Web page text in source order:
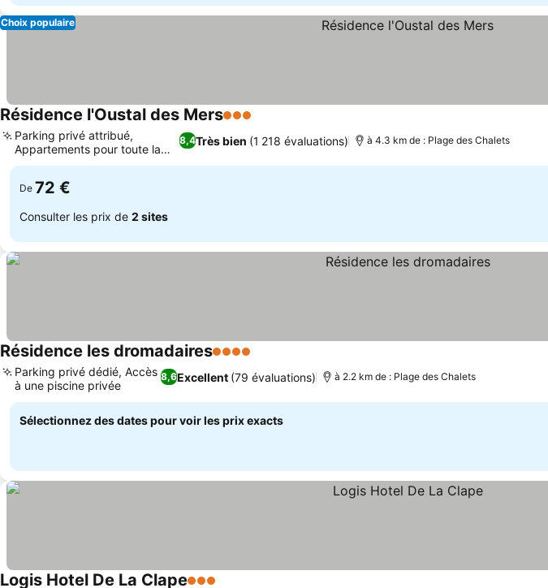
Choix populaire
Résidence l'Oustal des Mers3 Étoiles
8,4Très bien (1 218 évaluations)
Parking privé attribué,
Appartements pour toute la
famille
à 4.3 km de : Plage des Chalets
De 72 €
Consulter les prix de 2 sites
Résidence les dromadaires4 Étoiles
8,6Excellent (79 évaluations)
Parking privé dédié, Accès
à une piscine privée
à 2.2 km de : Plage des Chalets
Sélectionnez des dates pour voir les prix exacts
Logis Hotel De La Clape